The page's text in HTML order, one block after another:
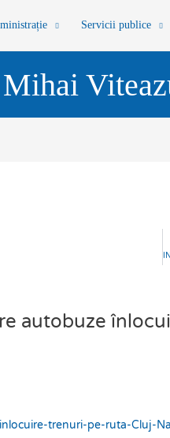
Servicii publice
autobuze
trenuri-pe-ruta-Cluj-